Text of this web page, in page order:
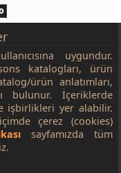
uygundur.
katalogları, ürün
ürün anlatımları,
bulunur. İçeriklerde
işbirlikleri yer alabilir.
çerez (cookies)
sayfamızda tüm